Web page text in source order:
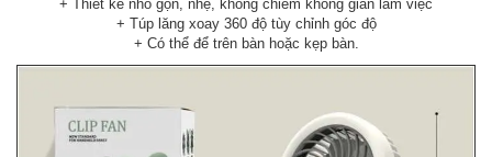
+ Thiết kế nhỏ gọn, nhẹ, không chiếm không gian làm việc
+ Túp lăng xoay 360 độ tùy chỉnh góc độ
+ Có thể để trên bàn hoặc kẹp bàn.